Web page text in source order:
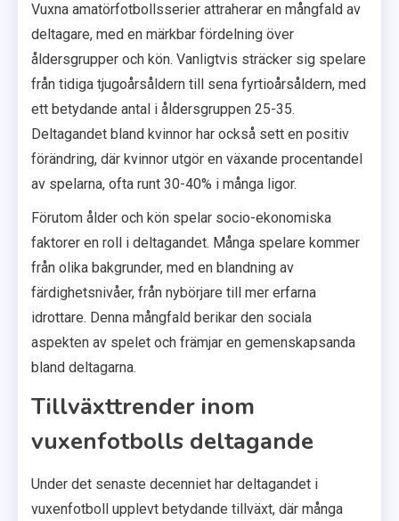
Vuxna amatörfotbollsserier attraherar en mångfald av
deltagare, med en märkbar fördelning över
åldersgrupper och kön. Vanligtvis sträcker sig spelare
från tidiga tjugoårsåldern till sena fyrtioårsåldern, med
ett betydande antal i åldersgruppen 25-35.
Deltagandet bland kvinnor har också sett en positiv
förändring, där kvinnor utgör en växande procentandel
av spelarna, ofta runt 30-40% i många ligor.
Förutom ålder och kön spelar socio-ekonomiska
faktorer en roll i deltagandet. Många spelare kommer
från olika bakgrunder, med en blandning av
färdighetsnivåer, från nybörjare till mer erfarna
idrottare. Denna mångfald berikar den sociala
aspekten av spelet och främjar en gemenskapsanda
bland deltagarna.
Tillväxttrender inom
vuxenfotbolls deltagande
Under det senaste decenniet har deltagandet i
vuxenfotboll upplevt betydande tillväxt, där många